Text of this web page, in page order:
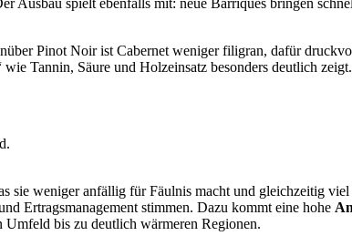
Pinot Noir ist Cabernet weniger filigran, dafür
Tannin, Säure und Holzeinsatz besonders deutlich zeigt.
sie weniger anfällig für Fäulnis macht und gleichzeitig
Ertragsmanagement stimmen. Dazu kommt eine hohe
Umfeld bis zu deutlich wärmeren Regionen.